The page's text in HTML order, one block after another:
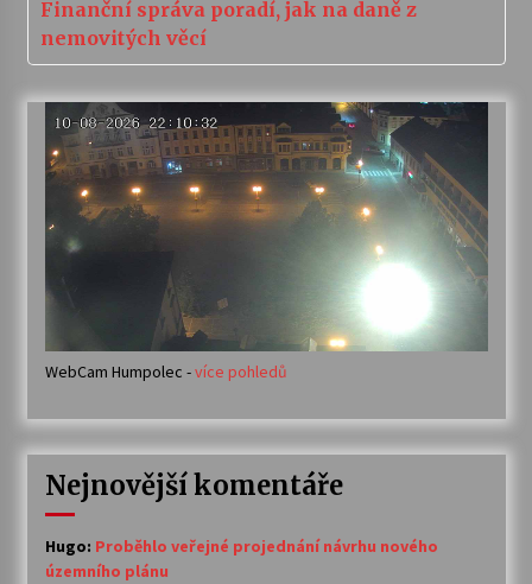
Finanční správa poradí, jak na daně z
nemovitých věcí
WebCam Humpolec -více pohledů
Nejnovější komentáře
Hugo: Proběhlo veřejné projednání návrhu nového
územního plánu